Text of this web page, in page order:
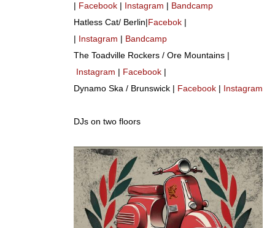
| Facebook | Instagram | Bandcamp
Hatless Cat/ Berlin|Facebok |
| Instagram | Bandcamp
The Toadville Rockers / Ore Mountains |
Instagram | Facebook |
Dynamo Ska / Brunswick | Facebook | Instagram
DJs on two floors